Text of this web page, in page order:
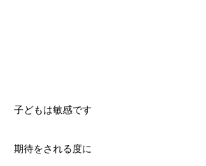
子どもは敏感です
期待をされる度に